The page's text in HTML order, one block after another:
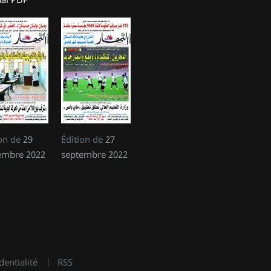
de 29
2022
Édition de 27
septembre 2022
RSS